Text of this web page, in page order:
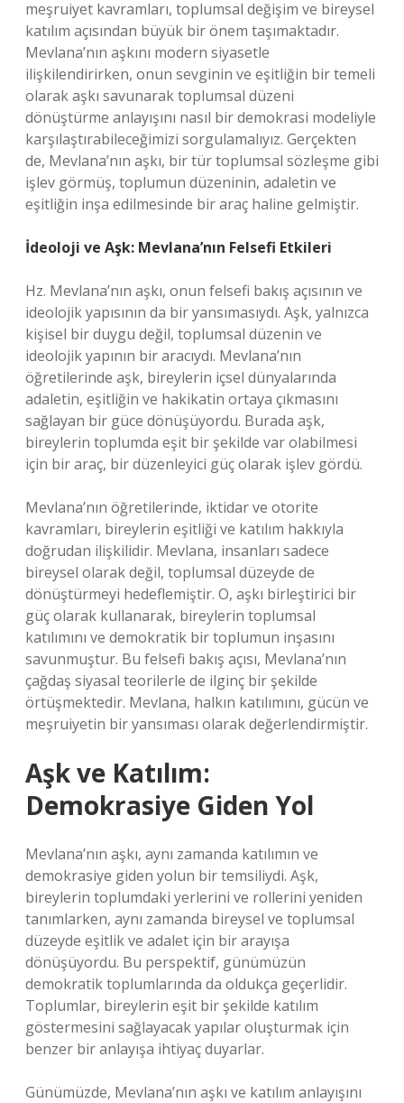
meşruiyet kavramları, toplumsal değişim ve bireysel
katılım açısından büyük bir önem taşımaktadır.
Mevlana’nın aşkını modern siyasetle
ilişkilendirirken, onun sevginin ve eşitliğin bir temeli
olarak aşkı savunarak toplumsal düzeni
dönüştürme anlayışını nasıl bir demokrasi modeliyle
karşılaştırabileceğimizi sorgulamalıyız. Gerçekten
de, Mevlana’nın aşkı, bir tür toplumsal sözleşme gibi
işlev görmüş, toplumun düzeninin, adaletin ve
eşitliğin inşa edilmesinde bir araç haline gelmiştir.
İdeoloji ve Aşk: Mevlana’nın Felsefi Etkileri
Hz. Mevlana’nın aşkı, onun felsefi bakış açısının ve
ideolojik yapısının da bir yansımasıydı. Aşk, yalnızca
kişisel bir duygu değil, toplumsal düzenin ve
ideolojik yapının bir aracıydı. Mevlana’nın
öğretilerinde aşk, bireylerin içsel dünyalarında
adaletin, eşitliğin ve hakikatin ortaya çıkmasını
sağlayan bir güce dönüşüyordu. Burada aşk,
bireylerin toplumda eşit bir şekilde var olabilmesi
için bir araç, bir düzenleyici güç olarak işlev gördü.
Mevlana’nın öğretilerinde, iktidar ve otorite
kavramları, bireylerin eşitliği ve katılım hakkıyla
doğrudan ilişkilidir. Mevlana, insanları sadece
bireysel olarak değil, toplumsal düzeyde de
dönüştürmeyi hedeflemiştir. O, aşkı birleştirici bir
güç olarak kullanarak, bireylerin toplumsal
katılımını ve demokratik bir toplumun inşasını
savunmuştur. Bu felsefi bakış açısı, Mevlana’nın
çağdaş siyasal teorilerle de ilginç bir şekilde
örtüşmektedir. Mevlana, halkın katılımını, gücün ve
meşruiyetin bir yansıması olarak değerlendirmiştir.
Aşk ve Katılım:
Demokrasiye Giden Yol
Mevlana’nın aşkı, aynı zamanda katılımın ve
demokrasiye giden yolun bir temsiliydi. Aşk,
bireylerin toplumdaki yerlerini ve rollerini yeniden
tanımlarken, aynı zamanda bireysel ve toplumsal
düzeyde eşitlik ve adalet için bir arayışa
dönüşüyordu. Bu perspektif, günümüzün
demokratik toplumlarında da oldukça geçerlidir.
Toplumlar, bireylerin eşit bir şekilde katılım
göstermesini sağlayacak yapılar oluşturmak için
benzer bir anlayışa ihtiyaç duyarlar.
Günümüzde, Mevlana’nın aşkı ve katılım anlayışını